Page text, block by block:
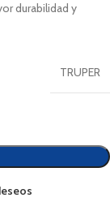
durabilidad y
TRUPER